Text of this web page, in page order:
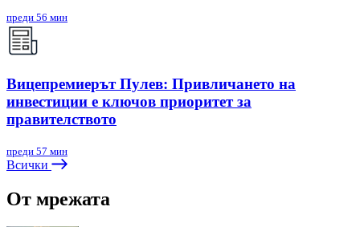
преди 56 мин
Вицепремиерът Пулев: Привличането на
инвестиции е ключов приоритет за
правителството
преди 57 мин
Всички
От мрежата